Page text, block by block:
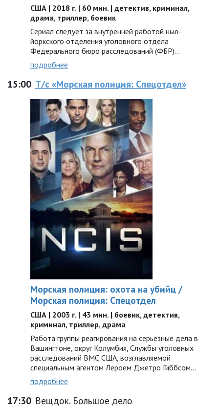
США | 2018 г. | 60 мин. | детектив, криминал,
драма, триллер, боевик
Сериал следует за внутренней работой нью-
йоркского отделения уголовного отдела
Федерального бюро расследований (ФБР)...
подробнее
15:00 Т/с «Морская полиция: Спецотдел»
Морская полиция: охота на убийц /
Морская полиция: Спецотдел
США | 2003 г. | 43 мин. | боевик, детектив,
криминал, триллер, драма
Работа группы реагирования на серьезные дела в
Вашингтоне, округ Колумбия, Службы уголовных
расследований ВМС США, возглавляемой
специальным агентом Лероем Джетро Гиббсом…
подробнее
17:30 Вещдок. Большое дело